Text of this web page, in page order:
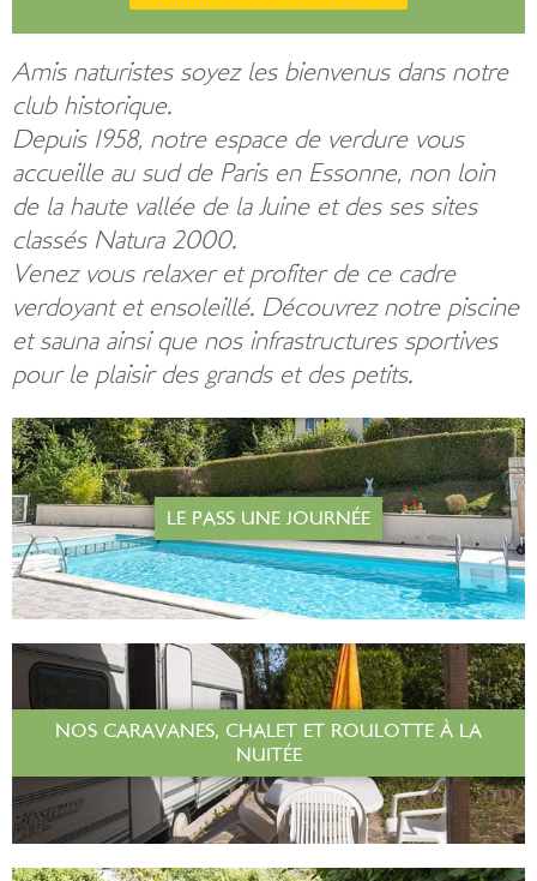
Amis naturistes soyez les bienvenus dans notre
club historique.
Depuis 1958, notre espace de verdure vous
accueille au sud de Paris en Essonne, non loin
de la haute vallée de la Juine et des ses sites
classés Natura 2000.
Venez vous relaxer et profiter de ce cadre
verdoyant et ensoleillé. Découvrez notre piscine
et sauna ainsi que nos infrastructures sportives
pour le plaisir des grands et des petits.
LE PASS UNE JOURNÉE
NOS CARAVANES, CHALET ET ROULOTTE À LA
NUITÉE